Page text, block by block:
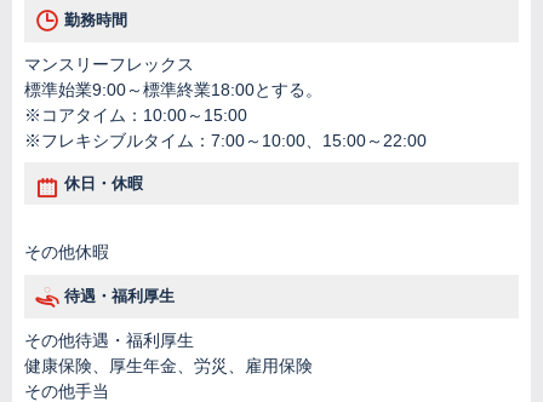
勤務時間
マンスリーフレックス
標準始業9:00～標準終業18:00とする。
※コアタイム：10:00～15:00
※フレキシブルタイム：7:00～10:00、15:00～22:00
休日・休暇
その他休暇
待遇・福利厚生
その他待遇・福利厚生
健康保険、厚生年金、労災、雇用保険
その他手当